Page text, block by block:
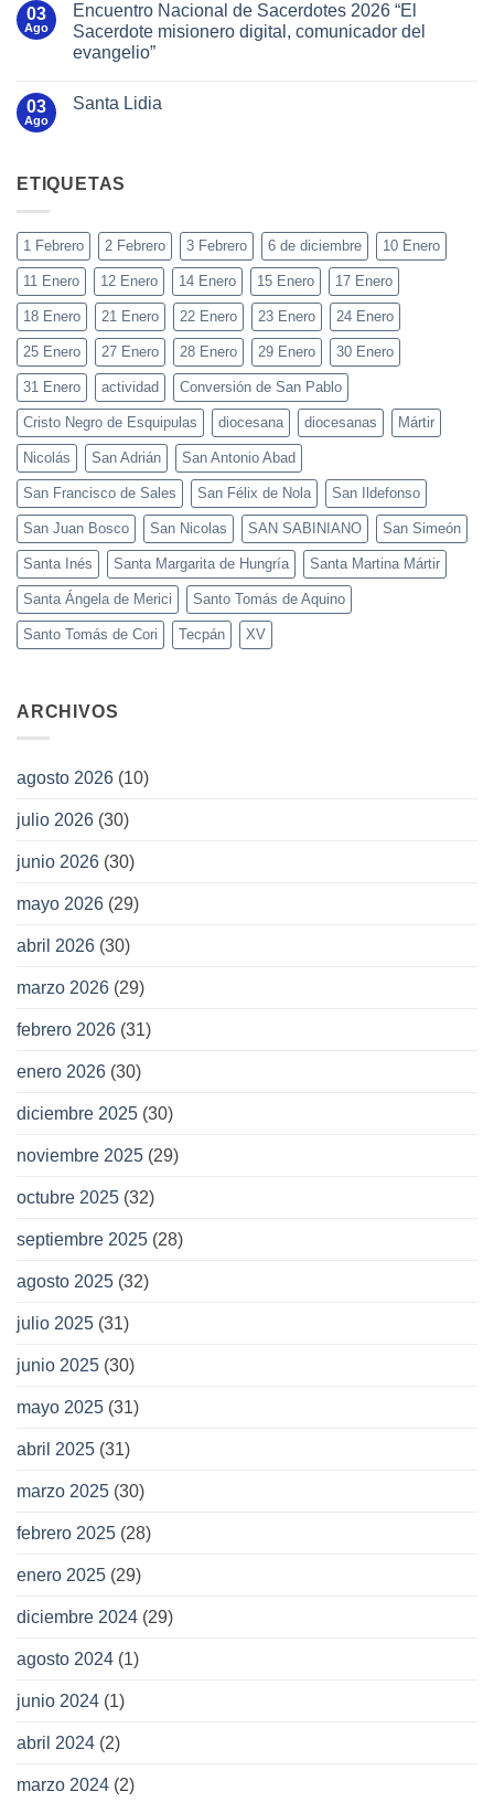
03
Ago
Encuentro Nacional de Sacerdotes 2026 “El
Sacerdote misionero digital, comunicador del
evangelio”
03
Ago
Santa Lidia
ETIQUETAS
1 Febrero 2 Febrero 3 Febrero 6 de diciembre 10 Enero
11 Enero 12 Enero 14 Enero 15 Enero 17 Enero
18 Enero 21 Enero 22 Enero 23 Enero 24 Enero
25 Enero 27 Enero 28 Enero 29 Enero 30 Enero
31 Enero actividad Conversión de San Pablo
Cristo Negro de Esquipulas diocesana diocesanas Mártir
Nicolás San Adrián San Antonio Abad
San Francisco de Sales San Félix de Nola San Ildefonso
San Juan Bosco San Nicolas SAN SABINIANO San Simeón
Santa Inés Santa Margarita de Hungría Santa Martina Mártir
Santa Ángela de Merici Santo Tomás de Aquino
Santo Tomás de Cori Tecpán XV
ARCHIVOS
agosto 2026 (10)
julio 2026 (30)
junio 2026 (30)
mayo 2026 (29)
abril 2026 (30)
marzo 2026 (29)
febrero 2026 (31)
enero 2026 (30)
diciembre 2025 (30)
noviembre 2025 (29)
octubre 2025 (32)
septiembre 2025 (28)
agosto 2025 (32)
julio 2025 (31)
junio 2025 (30)
mayo 2025 (31)
abril 2025 (31)
marzo 2025 (30)
febrero 2025 (28)
enero 2025 (29)
diciembre 2024 (29)
agosto 2024 (1)
junio 2024 (1)
abril 2024 (2)
marzo 2024 (2)